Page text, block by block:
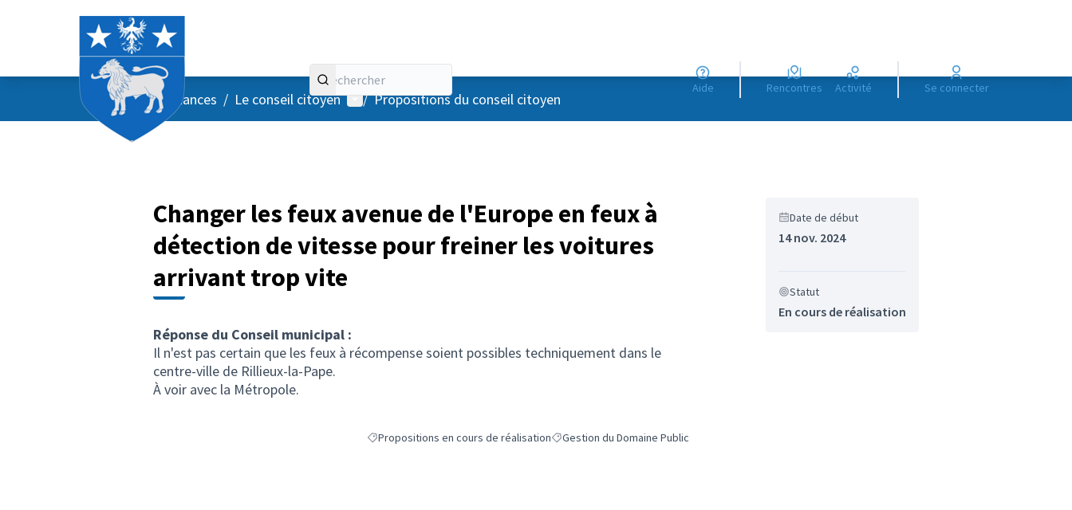
Aide Rencontres Activité Se connecter
AccueilMenu principal
/ Vos instances / Le conseil citoyen Menu utilisateur
/ Propositions du conseil citoyen
Changer les feux avenue de l'Europe en feux à
détection de vitesse pour freiner les voitures
arrivant trop vite
Réponse du Conseil municipal :
Il n'est pas certain que les feux à récompense soient possibles techniquement dans le
centre-ville de Rillieux-la-Pape.
À voir avec la Métropole.
Filtrer les résultats de la catégorie : Propositions en cours de réalisation
Propositions en cours de réalisationFiltrer les résultats pour le secteur : Gestion du Domaine Public
Gestion du Domaine Public
Date de début
14 nov. 2024
Statut
En cours de réalisation